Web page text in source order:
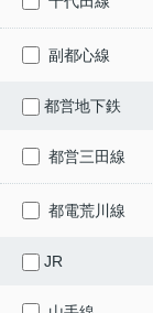
副都心線
都営地下鉄
都営三田線
都電荒川線
JR